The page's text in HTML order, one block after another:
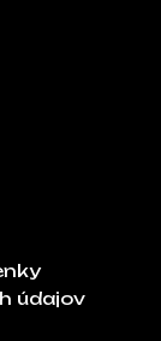
údajov